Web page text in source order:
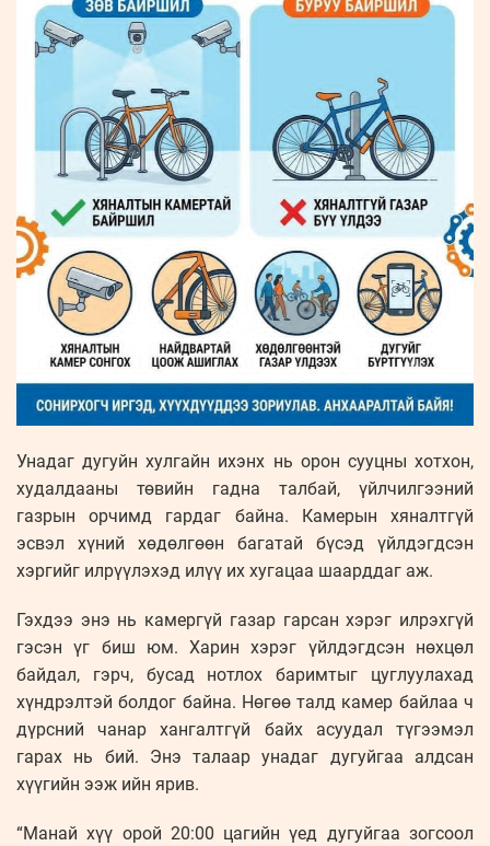
Унадаг дугуйн хулгайн ихэнх нь орон сууцны хотхон,
худалдааны төвийн гадна талбай, үйлчилгээний
газрын орчимд гардаг байна. Камерын хяналтгүй
эсвэл хүний хөдөлгөөн багатай бүсэд үйлдэгдсэн
хэргийг илрүүлэхэд илүү их хугацаа шаарддаг аж.
Гэхдээ энэ нь камергүй газар гарсан хэрэг илрэхгүй
гэсэн үг биш юм. Харин хэрэг үйлдэгдсэн нөхцөл
байдал, гэрч, бусад нотлох баримтыг цуглуулахад
хүндрэлтэй болдог байна. Нөгөө талд камер байлаа ч
дүрсний чанар хангалтгүй байх асуудал түгээмэл
гарах нь бий. Энэ талаар унадаг дугуйгаа алдсан
хүүгийн ээж ийн ярив.
“Манай хүү орой 20:00 цагийн үед дугуйгаа зогсоол